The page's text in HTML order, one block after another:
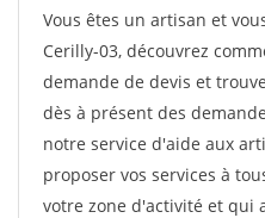
Vous êtes un artisan et
Cerilly-03, découvrez
demande de devis et
dès à présent des
notre service d'aide aux
proposer vos services à
votre zone d'activité et qui